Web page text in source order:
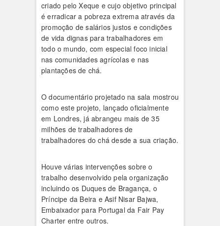
criado pelo Xeque e cujo objetivo principal
é erradicar a pobreza extrema através da
promoção de salários justos e condições
de vida dignas para trabalhadores em
todo o mundo, com especial foco inicial
nas comunidades agrícolas e nas
plantações de chá.
O documentário projetado na sala mostrou
como este projeto, lançado oficialmente
em Londres, já abrangeu mais de 35
milhões de trabalhadores de
trabalhadores do chá desde a sua criação.
Houve várias intervenções sobre o
trabalho desenvolvido pela organização
incluindo os Duques de Bragança, o
Príncipe da Beira e Asif Nisar Bajwa,
Embaixador para Portugal da Fair Pay
Charter entre outros.